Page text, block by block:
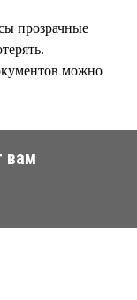
прозрачные
можно
вам